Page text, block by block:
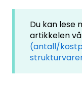
Du kan lese
artikkelen
(antall/